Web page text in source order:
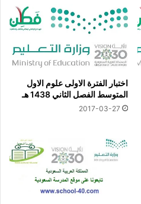
اختبار الفترة الاولى علوم الاول
المتوسط الفصل الثاني 1438 هـ
2017-03-27